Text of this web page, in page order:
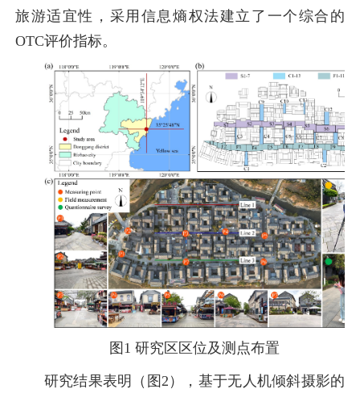
旅游适宜性，采用信息熵权法建立了一个综合的
OTC评价指标。
图1 研究区区位及测点布置
研究结果表明（图2），基于无人机倾斜摄影的